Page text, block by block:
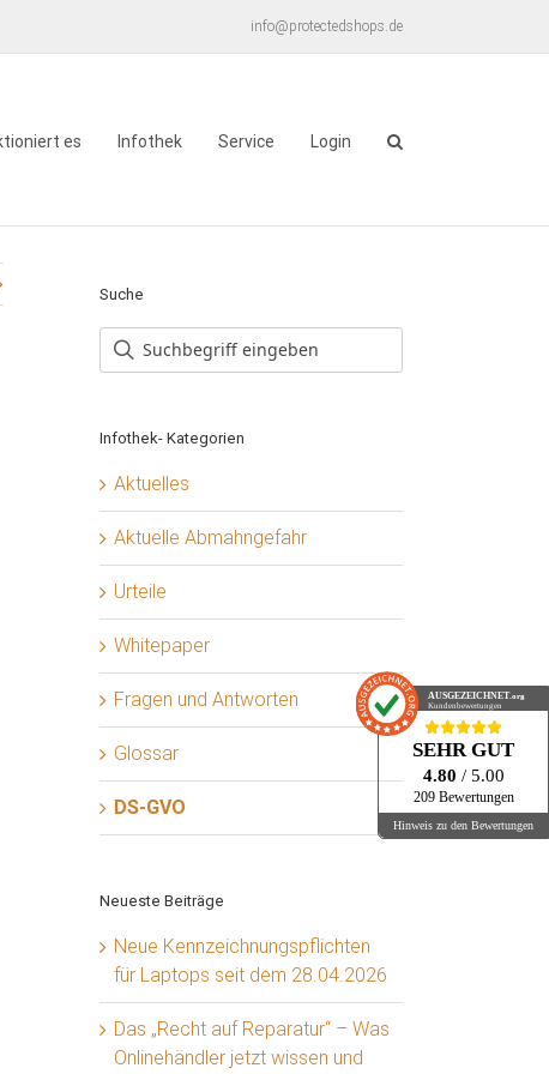
info@protectedshops.de
es Infothek Service Login
Suche
Infothek- Kategorien
Aktuelles
Aktuelle Abmahngefahr
Urteile
Whitepaper
Fragen und Antworten
Glossar
DS-GVO
Neueste Beiträge
Neue Kennzeichnungspflichten
für Laptops seit dem 28.04.2026
Das „Recht auf Reparatur“ – Was
Onlinehändler jetzt wissen und
AUSGEZEICHNET.org
Kundenbewertungen
SEHR GUT
4.80 / 5.00
209 Bewertungen
Hinweis zu den Bewertungen